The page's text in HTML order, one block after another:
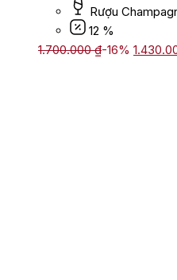
Rượu
12 %
1.700.000₫-16% Giá
gốc